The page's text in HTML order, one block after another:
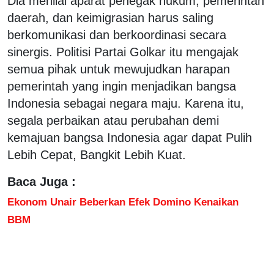
daerah, dan keimigrasian harus saling
berkomunikasi dan berkoordinasi secara
sinergis. Politisi Partai Golkar itu mengajak
semua pihak untuk mewujudkan harapan
pemerintah yang ingin menjadikan bangsa
Indonesia sebagai negara maju. Karena itu,
segala perbaikan atau perubahan demi
kemajuan bangsa Indonesia agar dapat Pulih
Lebih Cepat, Bangkit Lebih Kuat.
Baca Juga :
Ekonom Unair Beberkan Efek Domino Kenaikan
BBM